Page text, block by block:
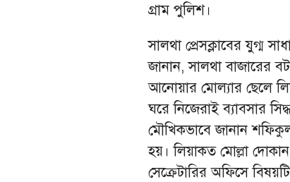
গ্রাম পুলিশ।
সালথা প্রেসক্লাবের যুগ্ম
জানান, সালথা বাজারের
আনোয়ার মোল্যার ছেলে
ঘরে নিজেরাই ব্যাবসার
মৌখিকভাবে জানান
হয়। লিয়াকত মোল্লা
সেক্রেটারির অফিসে